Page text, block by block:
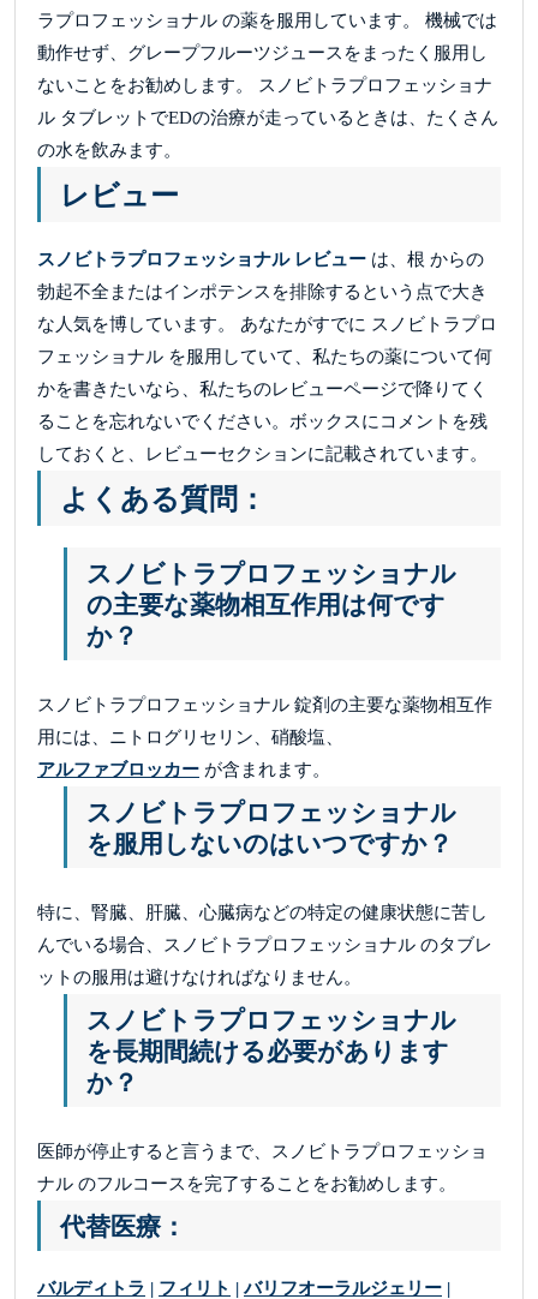
ラプロフェッショナル の薬を服用しています。 機械では
動作せず、グレープフルーツジュースをまったく服用し
ないことをお勧めします。 スノビトラプロフェッショナ
ル タブレットでEDの治療が走っているときは、たくさん
の水を飲みます。
レビュー
スノビトラプロフェッショナル レビュー は、根 からの
勃起不全またはインポテンスを排除するという点で大き
な人気を博しています。 あなたがすでに スノビトラプロ
フェッショナル を服用していて、私たちの薬について何
かを書きたいなら、私たちのレビューページで降りてく
ることを忘れないでください。ボックスにコメントを残
しておくと、レビューセクションに記載されています。
よくある質問：
スノビトラプロフェッショナル
の主要な薬物相互作用は何です
か？
スノビトラプロフェッショナル 錠剤の主要な薬物相互作
用には、ニトログリセリン、硝酸塩、
アルファブロッカー が含まれます。
スノビトラプロフェッショナル
を服用しないのはいつですか？
特に、腎臓、肝臓、心臓病などの特定の健康状態に苦し
んでいる場合、スノビトラプロフェッショナル のタブレ
ットの服用は避けなければなりません。
スノビトラプロフェッショナル
を長期間続ける必要があります
か？
医師が停止すると言うまで、スノビトラプロフェッショ
ナル のフルコースを完了することをお勧めします。
代替医療：
バルディトラ | フィリト |バリフオーラルジェリー |